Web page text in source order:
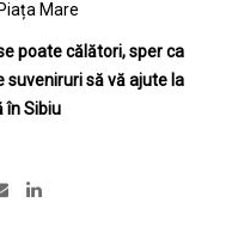
Mare
poate călători, sper ca
să vă ajute la
în Sibiu